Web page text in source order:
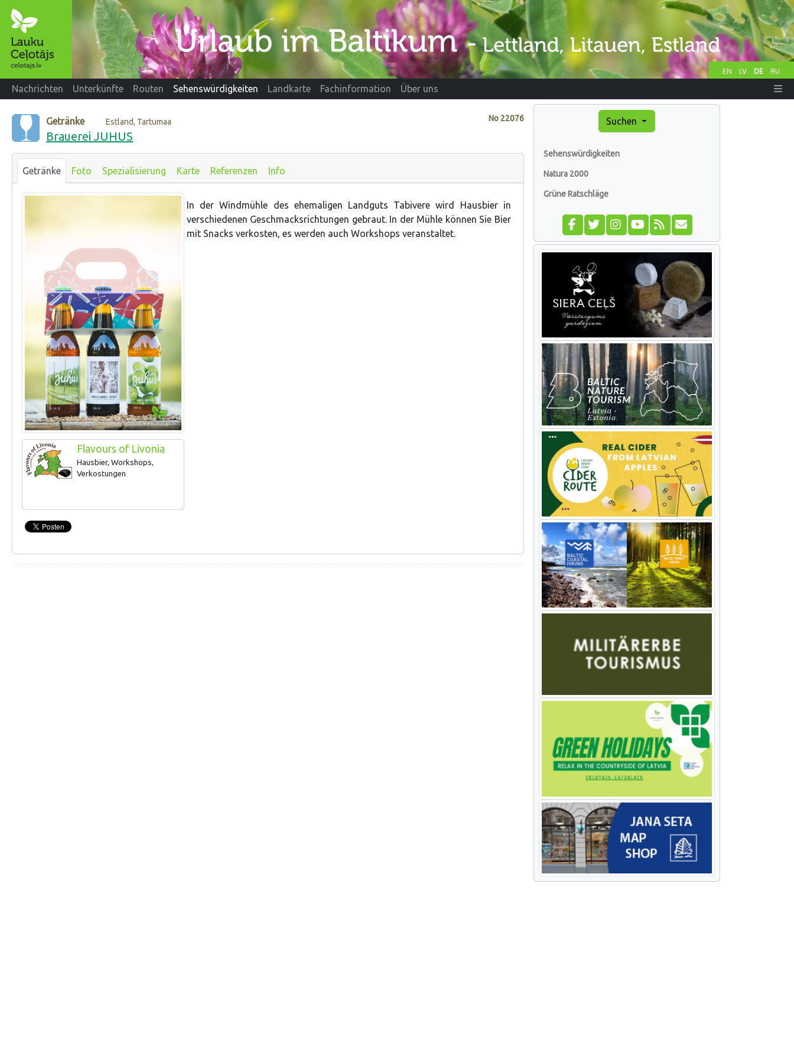
EN LV DE RU
Nachrichten Unterkünfte Routen Sehenswürdigkeiten Landkarte Fachinformation Über uns
No 22076
Getränke Estland, Tartumaa
Brauerei JUHUS
Getränke Foto Spezialisierung Karte Referenzen Info
Flavours of Livonia
Hausbier, Workshops,
Verkostungen
In der Windmühle des ehemaligen Landguts Tabivere wird Hausbier in
verschiedenen Geschmacksrichtungen gebraut. In der Mühle können Sie Bier
mit Snacks verkosten, es werden auch Workshops veranstaltet.
Suchen
Sehenswürdigkeiten
Natura 2000
Grüne Ratschläge